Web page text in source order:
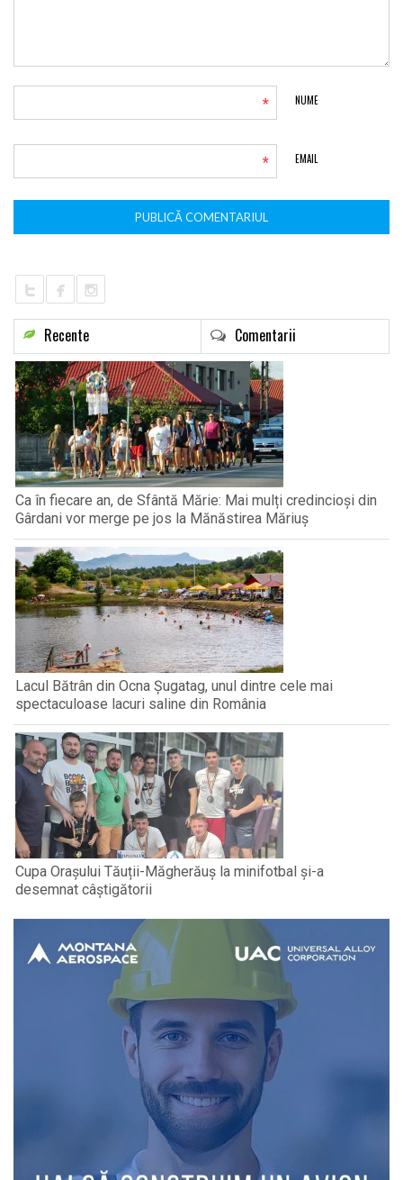
NUME
*
EMAIL
*
Recente Comentarii
Ca în fiecare an, de Sfântă Mărie: Mai mulți credincioși din
Gârdani vor merge pe jos la Mănăstirea Măriuș
Lacul Bătrân din Ocna Șugatag, unul dintre cele mai
spectaculoase lacuri saline din România
Cupa Orașului Tăuții-Măgherăuș la minifotbal și-a
desemnat câștigătorii